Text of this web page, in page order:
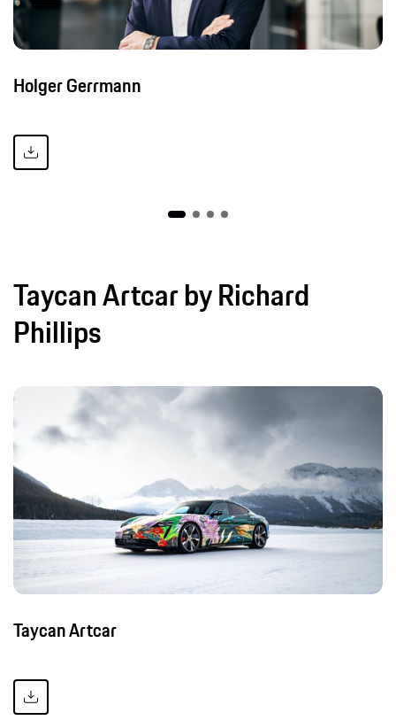
Holger Gerrmann
Taycan Artcar by Richard
Phillips
Taycan Artcar